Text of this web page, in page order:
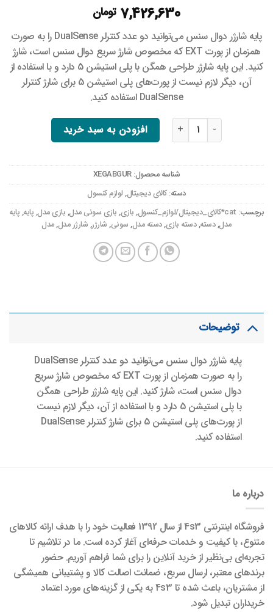
7,426,630 تومان
پایه شارژر دوال سنس می‌توانید دو عدد کنترلر DualSense را به صورت
همزمان از پورت EXT که مخصوص شارژ سریع دوال سنس است، شارژ
کنید. این پایه شارژر طراحی همگن با پلی استیشن 5 دارد و با استفاده از
آن، دیگر لازم نیست از پورت‌های پلی استیشن 5 برای شارژ کنترلر
DualSense استفاده کنید.
پایه شارژر دسته بازی سونی مدل CFI-ZDS1 عددافزودن به سبد خرید
شناسه محصول:XEGABGUR
دسته:کالای دیجیتال, لوازم کنسول
برچسب: cat*کالای_دیجیتال/لوازم_کنسول , بازی, بازی سونی مدل, بازی مدل, پایه, پایه
مدل,دسته,دسته بازی,دسته مدل, سونی, شارژر, شارژر مدل,مدل
توضیحات
پایه شارژر دوال سنس می‌توانید دو عدد کنترلر DualSense
را به صورت همزمان از پورت EXT که مخصوص شارژ سریع
دوال سنس است، شارژ کنید. این پایه شارژر طراحی همگن
با پلی استیشن 5 دارد و با استفاده از آن، دیگر لازم نیست
از پورت‌های پلی استیشن 5 برای شارژ کنترلر DualSense
استفاده کنید.
درباره ما
فروشگاه اینترنتی 4s3 از سال 1392 فعالیت خود را با هدف ارائه کالاهای
متنوع، با کیفیت و خدمات حرفه‌ای آغاز کرده است. ما در تلاشیم تا
تجربه‌ای بی‌نظیر از خرید آنلاین را برای شما فراهم آوریم. حضور
برندهای معتبر، ارسال سریع، ضمانت اصالت کالا و پشتیبانی همیشگی
از مشتریان، باعث شده تا 4s3 به یکی از گزینه‌های مورد اعتماد
خریداران تبدیل شود.